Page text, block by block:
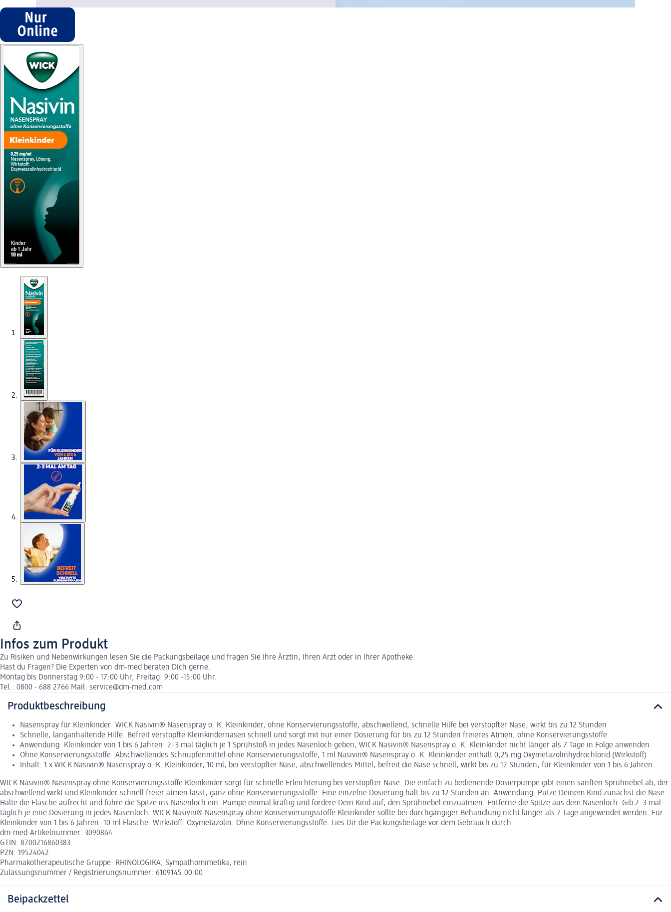
Infos zum Produkt
Zu Risiken und Nebenwirkungen lesen Sie die Packungsbeilage und fragen Sie Ihre Ärztin, Ihren Arzt oder in Ihrer Apotheke.
Hast du Fragen? Die Experten von dm-med beraten Dich gerne.
Montag bis Donnerstag 9:00 - 17:00 Uhr, Freitag: 9:00 -15:00 Uhr.
Tel.: 0800 - 688 2766 Mail: service@dm-med.com
Produktbeschreibung
Nasenspray für Kleinkinder: WICK Nasivin® Nasenspray o. K. Kleinkinder, ohne Konservierungsstoffe, abschwellend, schnelle Hilfe bei verstopfter Nase, wirkt bis zu 12 Stunden
Schnelle, langanhaltende Hilfe: Befreit verstopfte Kleinkindernasen schnell und sorgt mit nur einer Dosierung für bis zu 12 Stunden freieres Atmen, ohne Konservierungsstoffe
Anwendung: Kleinkinder von 1 bis 6 Jahren: 2–3 mal täglich je 1 Sprühstoß in jedes Nasenloch geben, WICK Nasivin® Nasenspray o. K. Kleinkinder nicht länger als 7 Tage in Folge anwenden
Ohne Konservierungsstoffe: Abschwellendes Schnupfenmittel ohne Konservierungsstoffe, 1 ml Nasivin® Nasenspray o. K. Kleinkinder enthält 0,25 mg Oxymetazolinhydrochlorid (Wirkstoff)
Inhalt: 1 x WICK Nasivin® Nasenspray o. K. Kleinkinder, 10 ml, bei verstopfter Nase, abschwellendes Mittel, befreit die Nase schnell, wirkt bis zu 12 Stunden, für Kleinkinder von 1 bis 6 Jahren
WICK Nasivin® Nasenspray ohne Konservierungsstoffe Kleinkinder sorgt für schnelle Erleichterung bei verstopfter Nase. Die einfach zu bedienende Dosierpumpe gibt einen sanften Sprühnebel ab, der
abschwellend wirkt und Kleinkinder schnell freier atmen lässt, ganz ohne Konservierungsstoffe. Eine einzelne Dosierung hält bis zu 12 Stunden an. Anwendung: Putze Deinem Kind zunächst die Nase.
Halte die Flasche aufrecht und führe die Spitze ins Nasenloch ein. Pumpe einmal kräftig und fordere Dein Kind auf, den Sprühnebel einzuatmen. Entferne die Spitze aus dem Nasenloch. Gib 2–3 mal
täglich je eine Dosierung in jedes Nasenloch. WICK Nasivin® Nasenspray ohne Konservierungsstoffe Kleinkinder sollte bei durchgängiger Behandlung nicht länger als 7 Tage angewendet werden. Für
Kleinkinder von 1 bis 6 Jahren. 10 ml Flasche. Wirkstoff: Oxymetazolin. Ohne Konservierungsstoffe. Lies Dir die Packungsbeilage vor dem Gebrauch durch.
dm-med-Artikelnummer: 3090864
GTIN: 8700216860383
PZN: 19524042
Pharmakotherapeutische Gruppe: RHINOLOGIKA, Sympathomimetika, rein
Zulassungsnummer / Registrierungsnummer: 6109145.00.00
Beipackzettel